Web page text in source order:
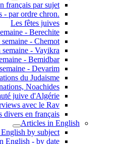
français par sujet
.Articles en français - par ordre chron
Les fêtes juives
- Berechite
- Chemot
semaine - Vayikra
- Bemidbar
- Devarim
du Judaisme
Noachides
juive d'Algérie
avec le Rav
divers en français
Articles in English
by subject
English - by date